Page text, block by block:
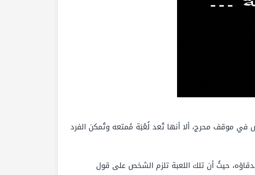
في موقف محرج، ألا أنها تُعد لُعْبَة مُمتعه وتُمكن الفرد
حيثُ أن تلك اللعبة تلزم الشخص على قول